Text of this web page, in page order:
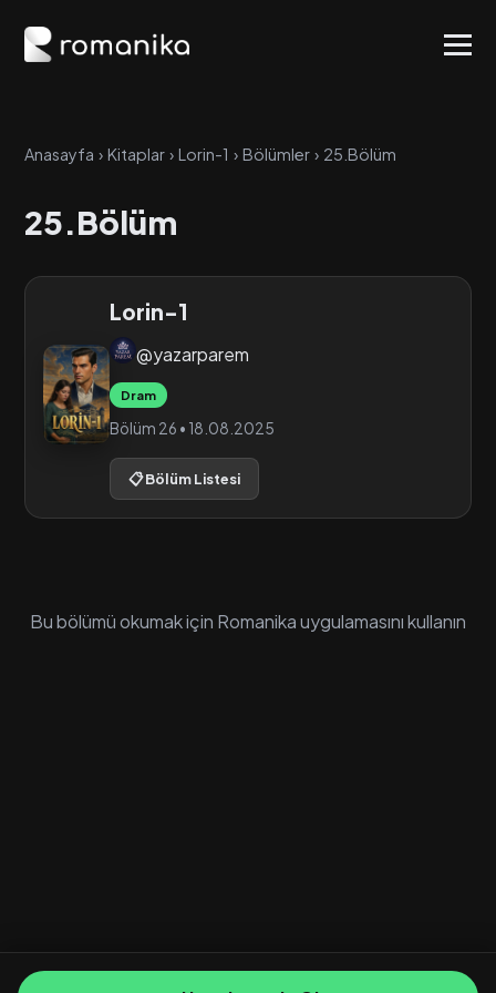
Anasayfa › Kitaplar › Lorin-1 › Bölümler › 25.Bölüm
25.Bölüm
Lorin-1
@yazarparem
Dram
Bölüm 26 • 18.08.2025
📋 Bölüm Listesi
Bu bölümü okumak için Romanika uygulamasını kullanın